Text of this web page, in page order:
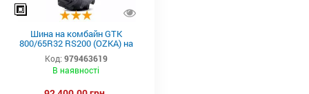
Шина на комбайн GTK
800/65R32 RS200 (OZKA) на
комбайн
Код: 979463619
В наявності